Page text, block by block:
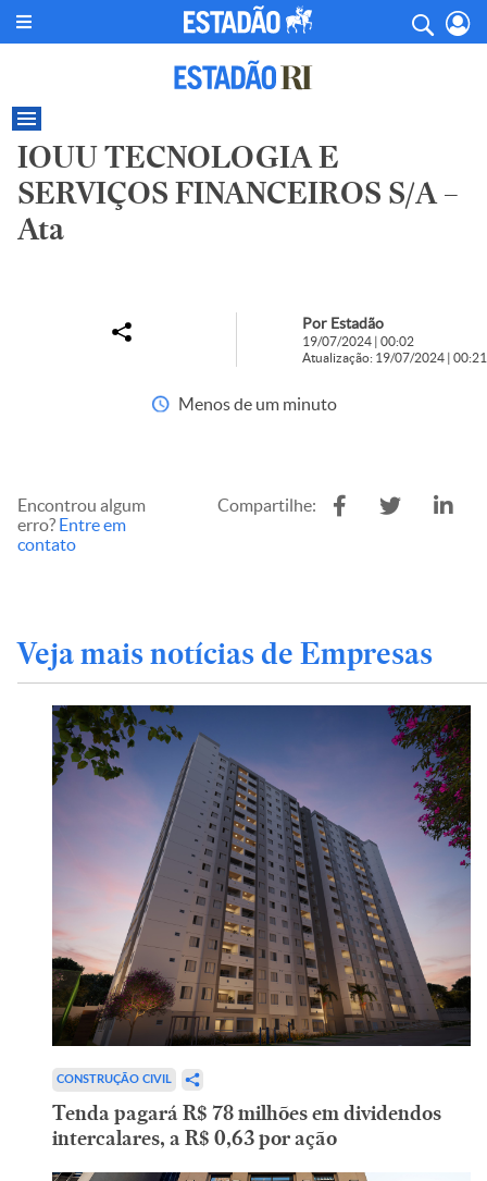
IOUU TECNOLOGIA E
SERVIÇOS FINANCEIROS S/A –
Ata
Por Estadão
19/07/2024 | 00:02
Atualização: 19/07/2024 | 00:21
Menos de um minuto
Encontrou algum
erro? Entre em
contato
Compartilhe:
Veja mais notícias de Empresas
CONSTRUÇÃO CIVIL
Tenda pagará R$ 78 milhões em dividendos
intercalares, a R$ 0,63 por ação